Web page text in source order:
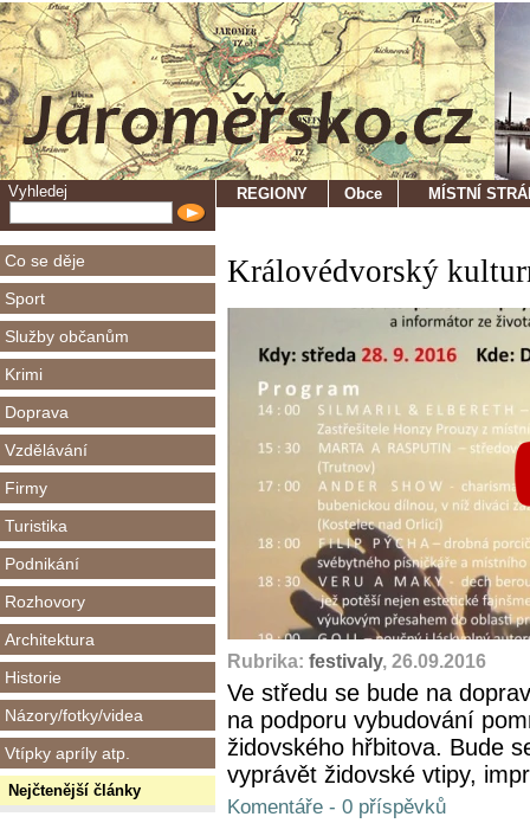
Vyhledej
Co se děje
Sport
Služby občanům
Krimi
Doprava
Vzdělávání
Firmy
Turistika
Podnikání
Rozhovory
Architektura
Historie
Názory/fotky/videa
Vtípky apríly atp.
Nejčtenější články
REGIONY Obce MÍSTNÍ
Královédvorský
Rubrika: festivaly, 26.09.2016
Ve středu se bude na
na podporu vybudování
židovského hřbitova. Bude
vyprávět židovské vtipy,
Komentáře - 0 příspěvků